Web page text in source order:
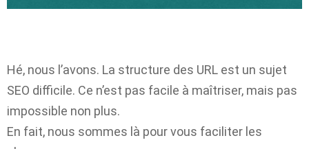
Hé, nous l’avons. La structure des URL est un sujet
SEO difficile. Ce n’est pas facile à maîtriser, mais pas
impossible non plus.
En fait, nous sommes là pour vous faciliter les